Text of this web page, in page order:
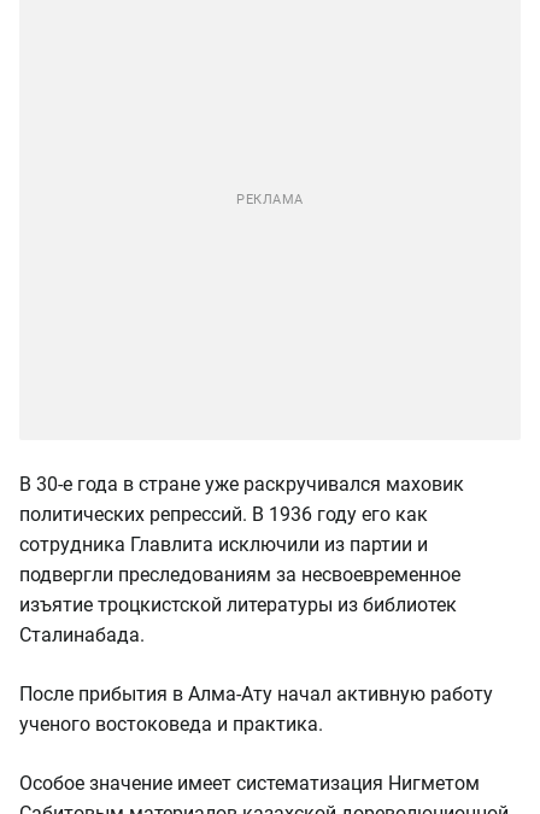
В 30-е года в стране уже раскручивался маховик
политических репрессий. В 1936 году его как
сотрудника Главлита исключили из партии и
подвергли преследованиям за несвоевременное
изъятие троцкистской литературы из библиотек
Сталинабада.
После прибытия в Алма-Ату начал активную работу
ученого востоковеда и практика.
Особое значение имеет систематизация Нигметом